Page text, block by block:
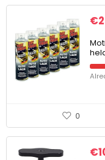
€
0
€